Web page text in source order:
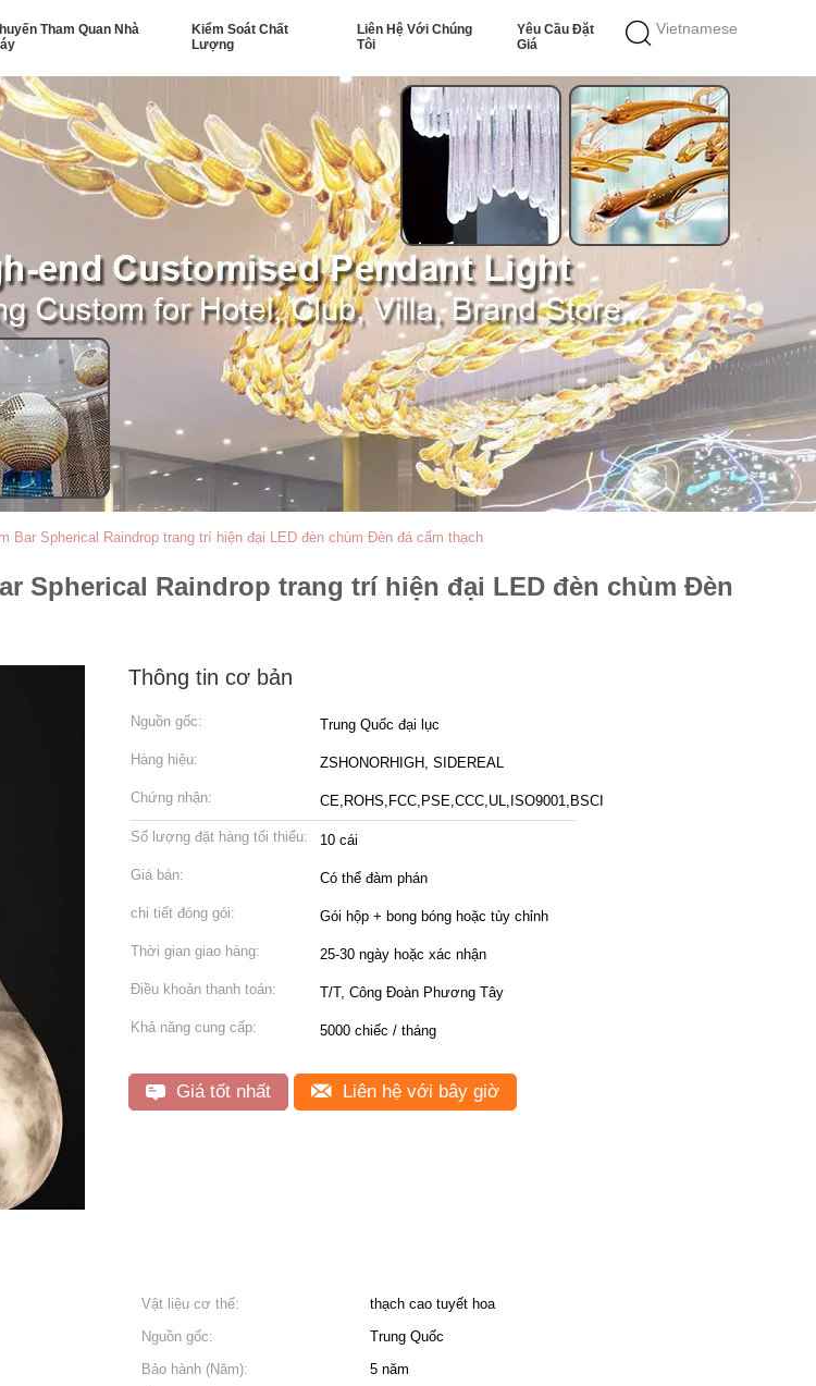
Vietnamese
Tham Quan Nhà
Kiểm Soát Chất
Lượng
Liên Hệ Với Chúng
Tôi
Yêu Cầu Đặt
Giá
Bar Spherical Raindrop trang trí hiện đại LED đèn chùm Đèn đá cẩm thạch
Spherical Raindrop trang trí hiện đại LED đèn chùm Đèn
Thông tin cơ bản
Nguồn gốc: Trung Quốc đại lục
Hàng hiệu: ZSHONORHIGH, SIDEREAL
Chứng nhận: CE,ROHS,FCC,PSE,CCC,UL,ISO9001,BSCI
Số lượng đặt hàng tối thiểu: 10 cái
Giá bán: Có thể đàm phán
chi tiết đóng gói: Gói hộp + bong bóng hoặc tùy chỉnh
Thời gian giao hàng: 25-30 ngày hoặc xác nhận
Điều khoản thanh toán: T/T, Công Đoàn Phương Tây
Khả năng cung cấp: 5000 chiếc / tháng
Giá tốt nhất Liên hệ với bây giờ
Vật liệu cơ thể:
thạch cao tuyết hoa
Nguồn gốc:
Trung Quốc
Bảo hành (Năm):
5 năm